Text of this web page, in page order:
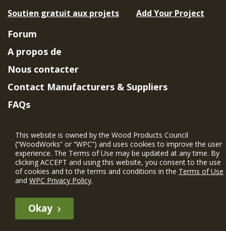
Soutien gratuit aux projets
Add Your Project
The WIN member profile information provided by this site is for
Forum
A propos de
Nous contacter
Contact Manufacturers & Suppliers
FAQs
Project Eligibility Requirements
Politique de confidentialité| Conditions
d'utilisation
This website is owned by the Wood Products Council
(“WoodWorks” or “WPC”) and uses cookies to improve the user
experience. The Terms of Use may be updated at any time. By
clicking ACCEPT and using this website, you consent to the use
of cookies and to the terms and conditions in the Terms of Use
and WPC Privacy Policy.
Okay